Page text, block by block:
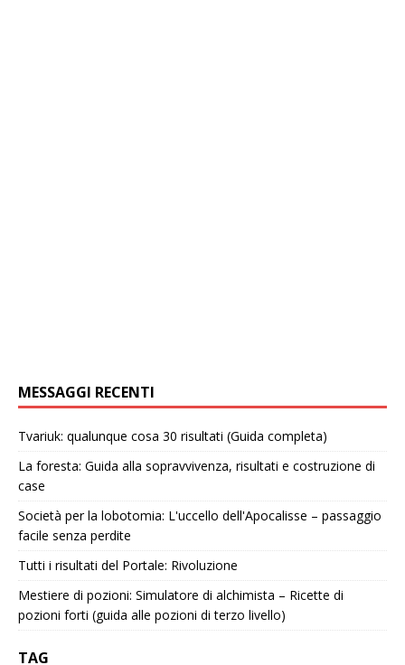
MESSAGGI RECENTI
Tvariuk: qualunque cosa 30 risultati (Guida completa)
La foresta: Guida alla sopravvivenza, risultati e costruzione di
case
Società per la lobotomia: L'uccello dell'Apocalisse – passaggio
facile senza perdite
Tutti i risultati del Portale: Rivoluzione
Mestiere di pozioni: Simulatore di alchimista – Ricette di
pozioni forti (guida alle pozioni di terzo livello)
TAG